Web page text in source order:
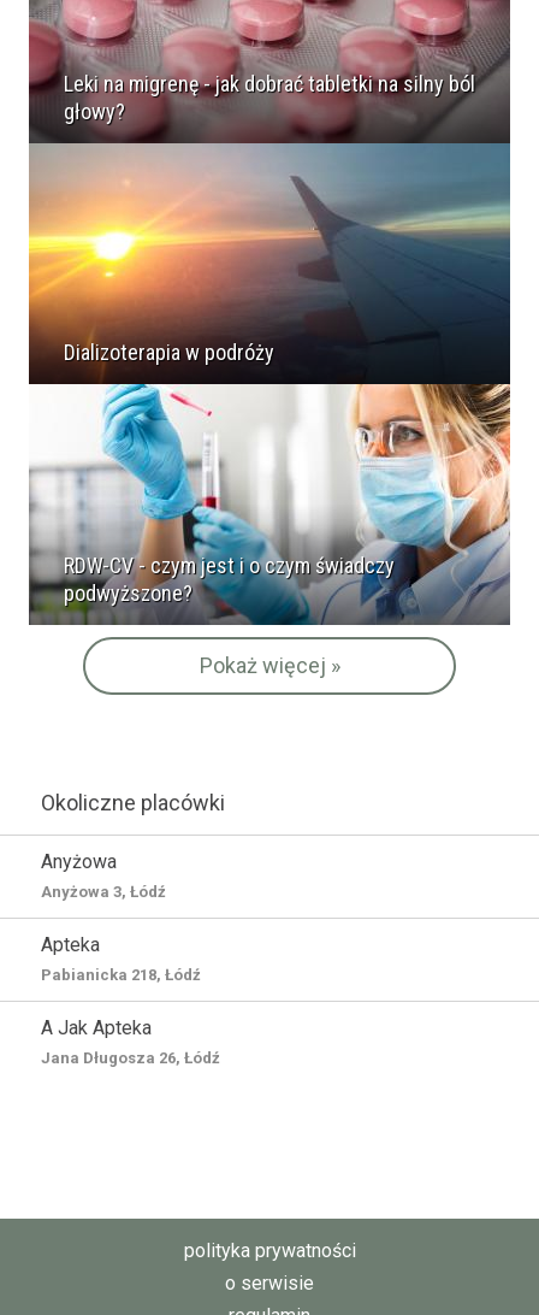
Leki na migrenę - jak dobrać tabletki na silny ból
głowy?
Dializoterapia w podróży
RDW-CV - czym jest i o czym świadczy
podwyższone?
Pokaż więcej »
Okoliczne placówki
Anyżowa
Anyżowa 3, Łódź
Apteka
Pabianicka 218, Łódź
A Jak Apteka
Jana Długosza 26, Łódź
polityka prywatności
o serwisie